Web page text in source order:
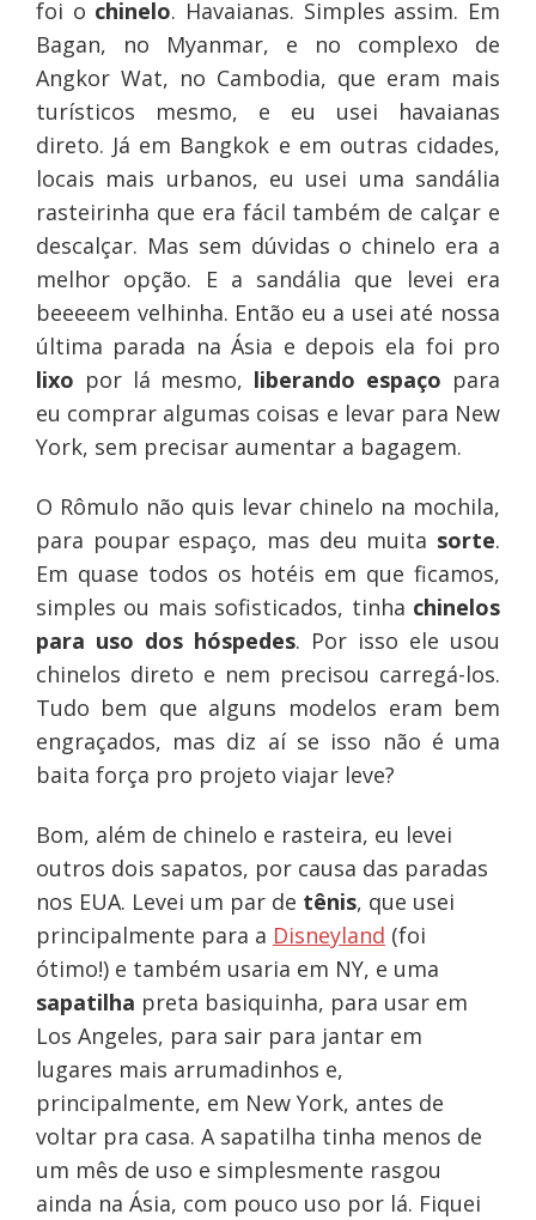
foi o chinelo. Havaianas. Simples assim. Em
Bagan, no Myanmar, e no complexo de
Angkor Wat, no Cambodia, que eram mais
turísticos mesmo, e eu usei havaianas
direto. Já em Bangkok e em outras cidades,
locais mais urbanos, eu usei uma sandália
rasteirinha que era fácil também de calçar e
descalçar. Mas sem dúvidas o chinelo era a
melhor opção. E a sandália que levei era
beeeeem velhinha. Então eu a usei até nossa
última parada na Ásia e depois ela foi pro
lixo por lá mesmo, liberando espaço para
eu comprar algumas coisas e levar para New
York, sem precisar aumentar a bagagem.
O Rômulo não quis levar chinelo na mochila,
para poupar espaço, mas deu muita sorte.
Em quase todos os hotéis em que ficamos,
simples ou mais sofisticados, tinha chinelos
para uso dos hóspedes. Por isso ele usou
chinelos direto e nem precisou carregá-los.
Tudo bem que alguns modelos eram bem
engraçados, mas diz aí se isso não é uma
baita força pro projeto viajar leve?
Bom, além de chinelo e rasteira, eu levei
outros dois sapatos, por causa das paradas
nos EUA. Levei um par de tênis, que usei
principalmente para a Disneyland (foi
ótimo!) e também usaria em NY, e uma
sapatilha preta basiquinha, para usar em
Los Angeles, para sair para jantar em
lugares mais arrumadinhos e,
principalmente, em New York, antes de
voltar pra casa. A sapatilha tinha menos de
um mês de uso e simplesmente rasgou
ainda na Ásia, com pouco uso por lá. Fiquei